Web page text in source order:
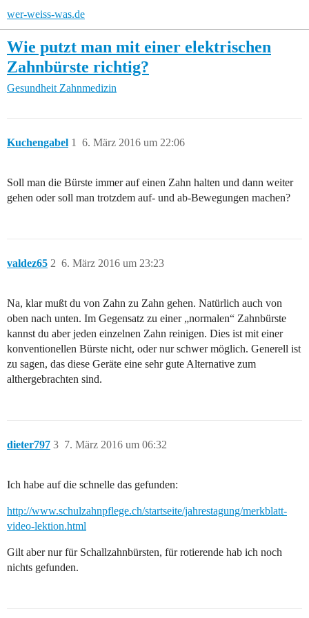
wer-weiss-was.de
Wie putzt man mit einer elektrischen
Zahnbürste richtig?
Gesundheit Zahnmedizin
Kuchengabel 6. März 2016 um 22:06
1
Soll man die Bürste immer auf einen Zahn halten und dann weiter
gehen oder soll man trotzdem auf- und ab-Bewegungen machen?
valdez65 6. März 2016 um 23:23
2
Na, klar mußt du von Zahn zu Zahn gehen. Natürlich auch von
oben nach unten. Im Gegensatz zu einer „normalen“ Zahnbürste
kannst du aber jeden einzelnen Zahn reinigen. Dies ist mit einer
konventionellen Bürste nicht, oder nur schwer möglich. Generell ist
zu sagen, das diese Geräte eine sehr gute Alternative zum
althergebrachten sind.
dieter797 7. März 2016 um 06:32
3
Ich habe auf die schnelle das gefunden:
http://www.schulzahnpflege.ch/startseite/jahrestagung/merkblatt-
video-lektion.html
Gilt aber nur für Schallzahnbürsten, für rotierende hab ich noch
nichts gefunden.